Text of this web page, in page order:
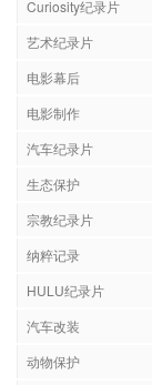
Curiosity纪录片
艺术纪录片
电影幕后
电影制作
汽车纪录片
生态保护
宗教纪录片
纳粹记录
HULU纪录片
汽车改装
动物保护